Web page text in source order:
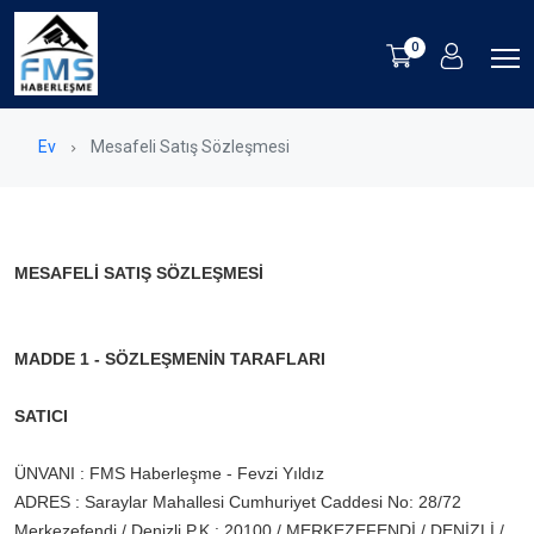
0
Ev Mesafeli Satış Sözleşmesi
MESAFELİ SATIŞ SÖZLEŞMESİ
MADDE 1 - SÖZLEŞMENİN TARAFLARI
SATICI
ÜNVANI : FMS Haberleşme - Fevzi Yıldız
ADRES : Saraylar Mahallesi Cumhuriyet Caddesi No: 28/72